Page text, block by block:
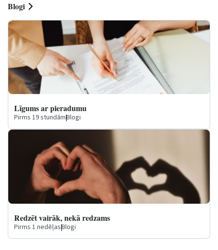
Blogi
Līgums ar pieradumu
Pirms 19 stundām|Blogi
Redzēt vairāk, nekā redzams
Pirms 1 nedēļas|Blogi